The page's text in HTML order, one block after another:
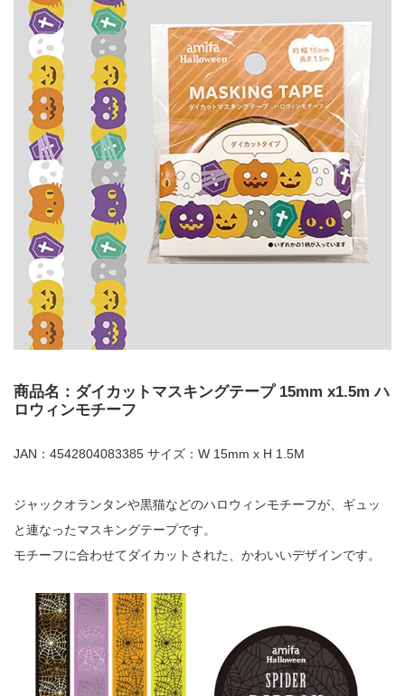
商品名：ダイカットマスキングテープ 15mm x1.5m ハ
ロウィンモチーフ
JAN：4542804083385 サイズ：W 15mm x H 1.5M
ジャックオランタンや黒猫などのハロウィンモチーフが、ギュッ
と連なったマスキングテープです。
モチーフに合わせてダイカットされた、かわいいデザインです。